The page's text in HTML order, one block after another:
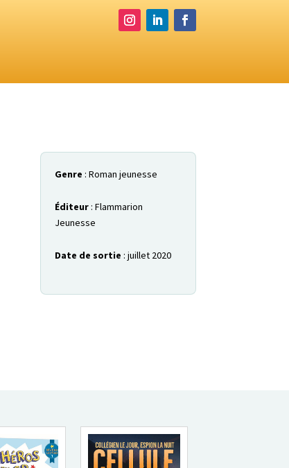
Genre : Roman jeunesse
Éditeur : Flammarion
Jeunesse
Date de sortie : juillet 2020